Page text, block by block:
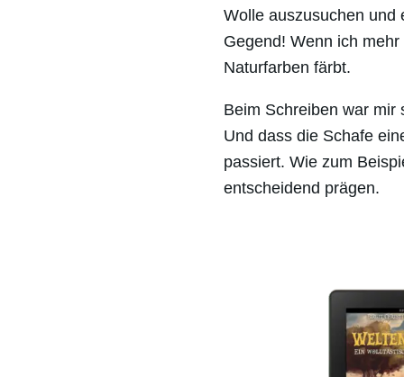
Wolle auszusuchen und
Gegend! Wenn ich
Naturfarben färbt.
Beim Schreiben war mir
Und dass die Schafe
passiert. Wie zum
entscheidend prägen.